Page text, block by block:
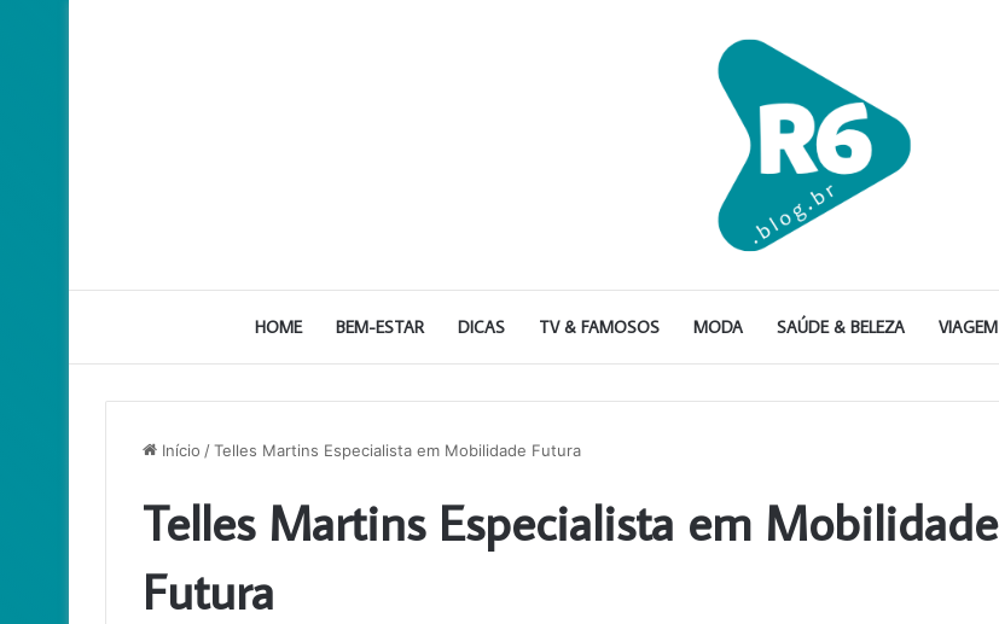
HOME BEM-ESTAR DICAS TV & FAMOSOS MODA SAÚDE & BELEZA VIAGEM
Início /Telles Martins Especialista em Mobilidade Futura
Telles Martins Especialista em Mobilidade
Futura